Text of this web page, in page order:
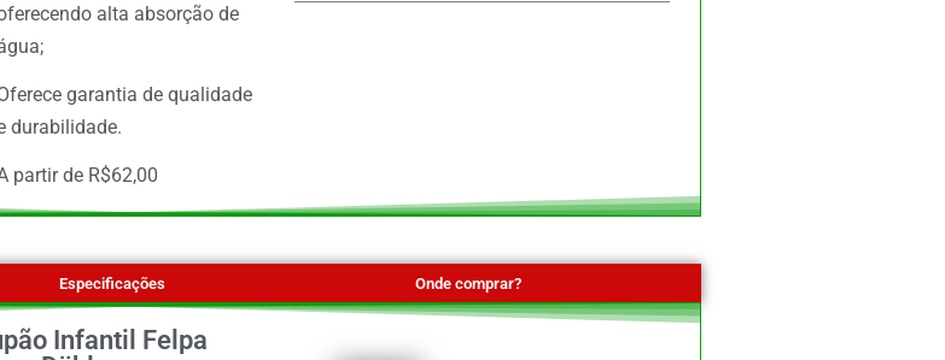
alta absorção de
garantia de qualidade
durabilidade.
partir de R$62,00
Especificações Onde comprar?
Infantil Felpa